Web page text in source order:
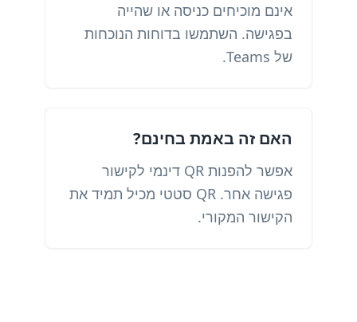
אינם מוכיחים כניסה או שהייה
בפגישה. השתמשו בדוחות הנוכחות
של Teams.
האם זה באמת בחינם?
אפשר להפנות QR דינמי לקישור
פגישה אחר. QR סטטי מכיל תמיד את
הקישור המקורי.